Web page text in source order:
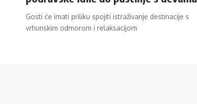
Gosti će imati priliku spojiti istraživanje destinacije s
vrhunskim odmorom i relaksacijom